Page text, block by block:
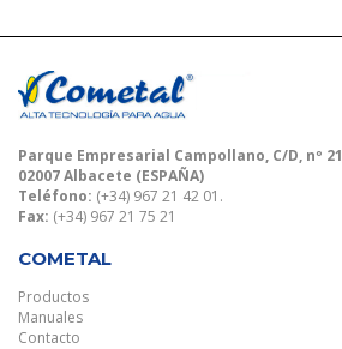
Parque Empresarial Campollano, C/D, nº 21
02007 Albacete (ESPAÑA)
Teléfono: (+34) 967 21 42 01.
Fax: (+34) 967 21 75 21
COMETAL
Productos
Manuales
Contacto